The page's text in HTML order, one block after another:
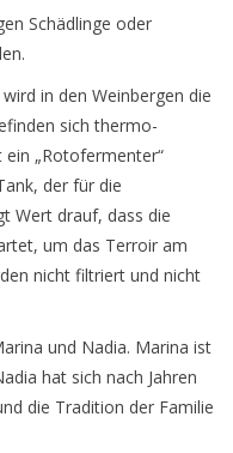
Schädlinge oder
in den Weinbergen die
sich thermo-
„Rotofermenter“
der für die
Wert drauf, dass die
um das Terroir am
nicht filtriert und nicht
und Nadia. Marina ist
hat sich nach Jahren
die Tradition der Familie